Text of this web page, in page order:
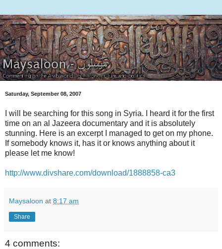
Saturday, September 08, 2007
I will be searching for this song in Syria. I heard it for the first
time on an al Jazeera documentary and it is absolutely
stunning. Here is an excerpt I managed to get on my phone.
If somebody knows it, has it or knows anything about it
please let me know!
http://www.divshare.com/download/1888858-ca3
Maysaloon at 8:17 am
Share
4 comments: